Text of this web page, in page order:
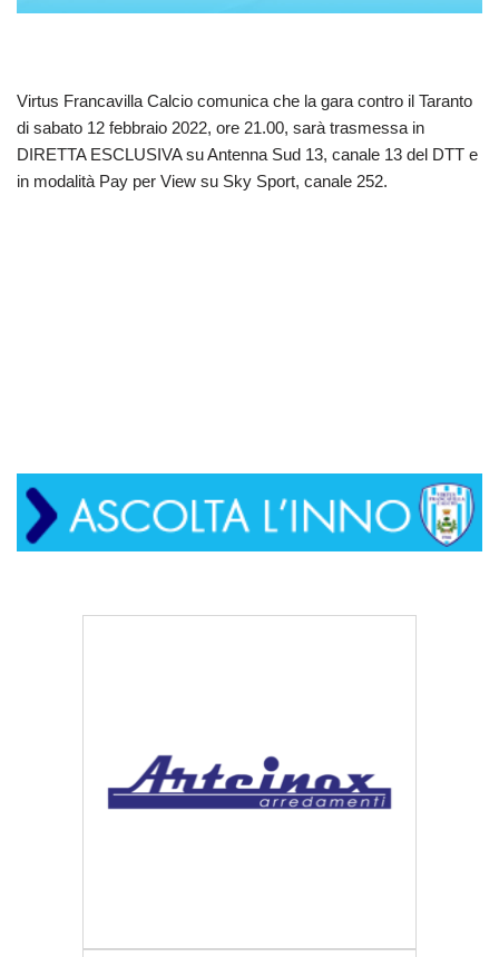
Virtus Francavilla Calcio comunica che la gara contro il Taranto
di sabato 12 febbraio 2022, ore 21.00, sarà trasmessa in
DIRETTA ESCLUSIVA su Antenna Sud 13, canale 13 del DTT e
in modalità Pay per View su Sky Sport, canale 252.